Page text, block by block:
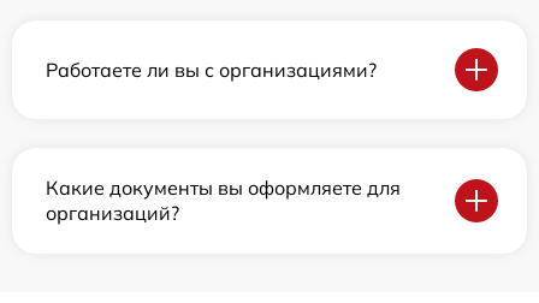
Работаете ли вы с организациями?
Какие документы вы оформляете для
организаций?